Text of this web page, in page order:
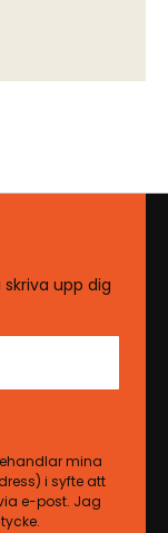
upp dig
mina
i syfte att
e-post. Jag